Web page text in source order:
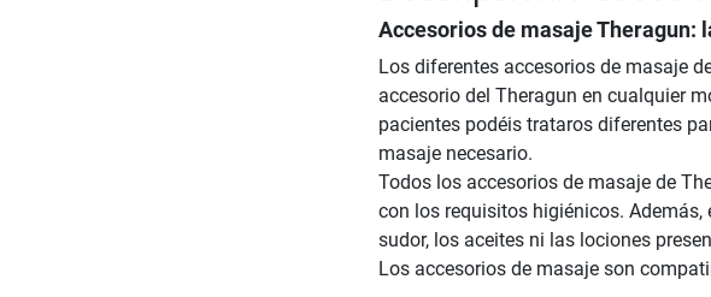
Accesorios de masaje Theragun:
Los diferentes accesorios de masaje
accesorio del Theragun en cualquier
pacientes podéis trataros diferentes
masaje necesario.
Todos los accesorios de masaje de
con los requisitos higiénicos.
sudor, los aceites ni las lociones
Los accesorios de masaje son